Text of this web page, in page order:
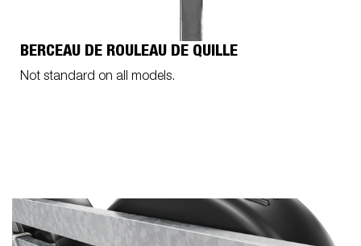
BERCEAU DE ROULEAU DE QUILLE
Not standard on all models.